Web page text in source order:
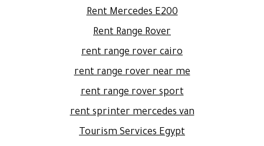
Rent Mercedes E200
Rent Range Rover
rent range rover cairo
rent range rover near me
rent range rover sport
rent sprinter mercedes van
Tourism Services Egypt